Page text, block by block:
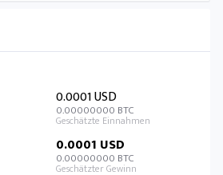
0.0001 USD
0.00000000 BTC
0.0001 USD
0.00000000 BTC